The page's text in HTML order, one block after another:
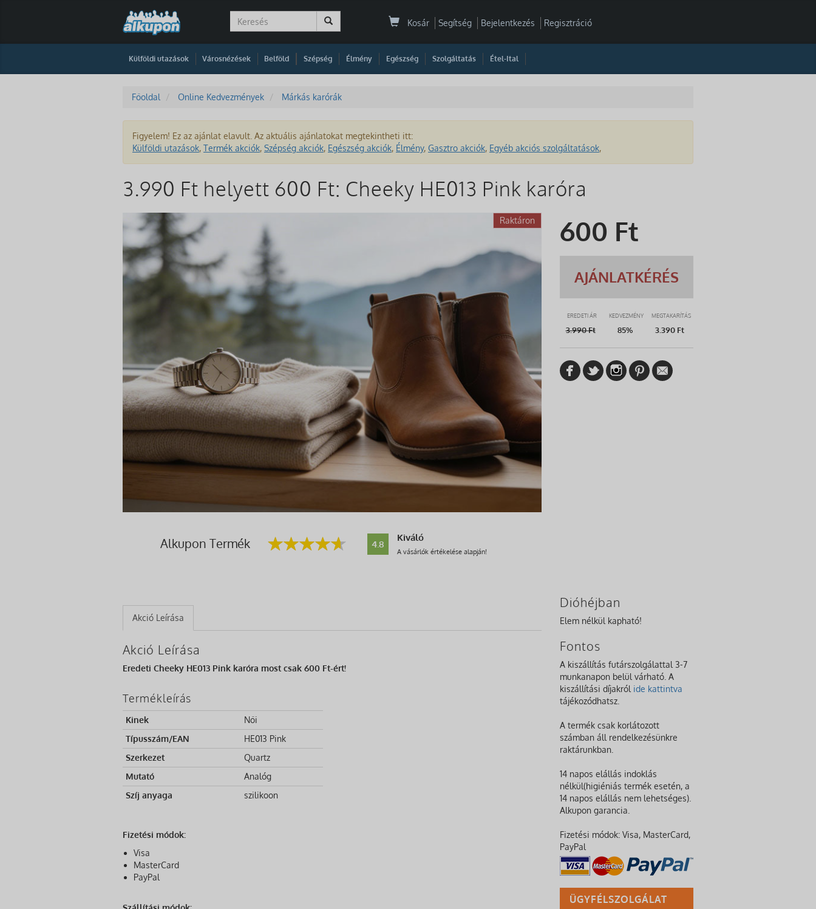
Kosár Segítség Bejelentkezés Regisztráció
Külföldi utazások Városnézések Belföld Szépség Élmény Egészség Szolgáltatás Étel-Ital
Főoldal Online Kedvezmények Márkás karórák
Figyelem! Ez az ajánlat elavult. Az aktuális ajánlatokat megtekintheti itt:
Külföldi utazások, Termék akciók, Szépség akciók, Egészség akciók, Élmény, Gasztro akciók, Egyéb akciós szolgáltatások,
3.990 Ft helyett 600 Ft: Cheeky HE013 Pink karóra
Raktáron
Alkupon Termék 4.8
Kiváló
A vásárlók értékelése alapján!
600 Ft
AJÁNLATKÉRÉS
EREDETI ÁR KEDVEZMÉNY MEGTAKARÍTÁS
3.990Ft 85% 3.390 Ft
Akció Leírása
Akció Leírása
Eredeti Cheeky HE013 Pink karóra most csak 600 Ft-ért!
Termékleírás
Kinek
Női
Típusszám/EAN
HE013 Pink
Szerkezet
Quartz
Mutató
Analóg
Szíj anyaga
szilikoon
Fizetési módok:
Visa
MasterCard
PayPal
Dióhéjban
Elem nélkül kapható!
Fontos
A kiszállítás futárszolgálattal 3-7
munkanapon belül várható. A
kiszállítási díjakról ide kattintva
tájékozódhatsz.
A termék csak korlátozott
számban áll rendelkezésünkre
raktárunkban.
14 napos elállás indoklás
nélkül(higiéniás termék esetén, a
14 napos elállás nem lehetséges).
Alkupon garancia.
Fizetési módok: Visa, MasterCard,
PayPal
ÜGYFÉLSZOLGÁLAT